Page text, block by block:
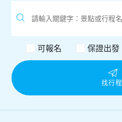
可報名 保證出發
找行程